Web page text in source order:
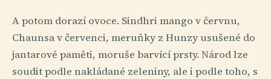
A potom dorazí ovoce. Sindhri mango v červnu,
Chaunsa v červenci, meruňky z Hunzy usušené do
jantarové paměti, moruše barvící prsty. Národ lze
soudit podle nakládané zeleniny, ale i podle toho, s